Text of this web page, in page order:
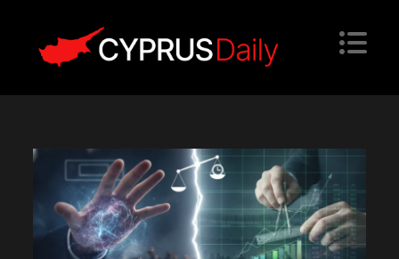
content
Cyprus Daily